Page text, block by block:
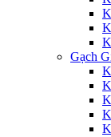
Gạch